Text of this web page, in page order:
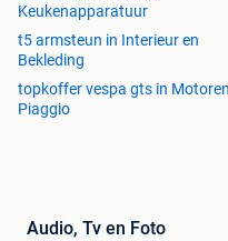
Keukenapparatuur
t5 armsteun in Interieur en
Bekleding
topkoffer vespa gts in
Piaggio
Audio, Tv en Foto